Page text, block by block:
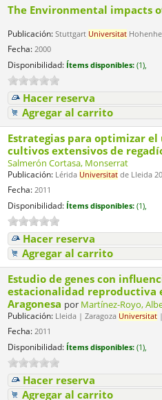
The Environmental impacts
Publicación: Stuttgart Universitat
Fecha: 2000
Disponibilidad: Ítems disponibles: (1),
Hacer reserva
Agregar al carrito
Estrategias para optimizar el
cultivos extensivos de
Salmerón Cortasa, Monserrat
Publicación: Lérida Universitat de Lleida
Fecha: 2011
Disponibilidad: Ítems disponibles: (1),
Hacer reserva
Agregar al carrito
Estudio de genes con
estacionalidad reproductiva
Aragonesa por Martínez-Royo,
Publicación: Lleida | Zaragoza Universitat
Fecha: 2011
Disponibilidad: Ítems disponibles: (1),
Hacer reserva
Agregar al carrito